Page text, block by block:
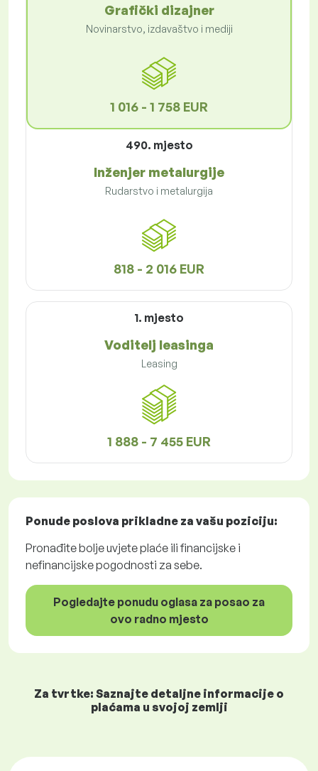
Grafički dizajner
Novinarstvo, izdavaštvo i mediji
1 016 - 1 758 EUR
490. mjesto
Inženjer metalurgije
Rudarstvo i metalurgija
818 - 2 016 EUR
1. mjesto
Voditelj leasinga
Leasing
1 888 - 7 455 EUR
Ponude poslova prikladne za vašu poziciju:
Pronađite bolje uvjete plaće ili financijske i
nefinancijske pogodnosti za sebe.
Pogledajte ponudu oglasa za posao za
ovo radno mjesto
Za tvrtke: Saznajte detaljne informacije o
plaćama u svojoj zemlji